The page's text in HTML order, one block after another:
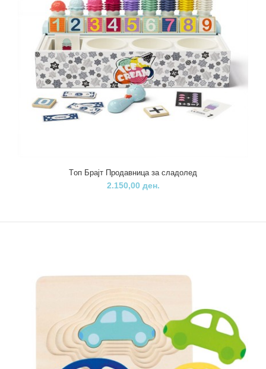
Tоп Брајт Продавница за сладолед
2.150,00 ден.
Tоп Брајт Продавница за сладолед
2.150,00 ден.